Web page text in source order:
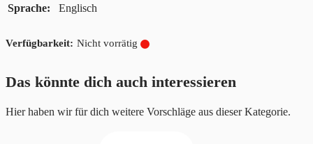
Sprache Englisch
Nicht vorrätig
Das könnte dich auch interessieren
Hier haben wir für dich weitere Vorschläge aus dieser Kategorie.